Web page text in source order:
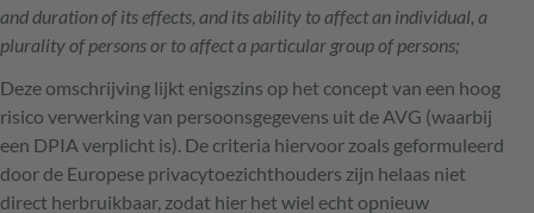
and duration of its effects, and its ability to affect an individual, a
plurality of persons or to affect a particular group of persons;
Deze omschrijving lijkt enigszins op het concept van een hoog
risico verwerking van persoonsgegevens uit de AVG (waarbij
een DPIA verplicht is). De criteria hiervoor zoals geformuleerd
door de Europese privacytoezichthouders zijn helaas niet
direct herbruikbaar, zodat hier het wiel echt opnieuw